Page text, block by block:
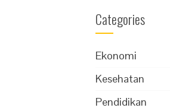
Categories
Ekonomi
Kesehatan
Pendidikan